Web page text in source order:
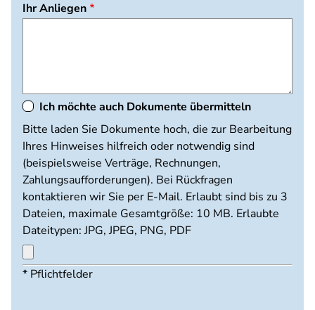
Ihr Anliegen
Ich möchte auch Dokumente übermitteln
Dokumente
hochladen
Bitte laden Sie Dokumente hoch, die zur Bearbeitung
Ihres Hinweises hilfreich oder notwendig sind
(beispielsweise Verträge, Rechnungen,
Zahlungsaufforderungen). Bei Rückfragen
kontaktieren wir Sie per E-Mail. Erlaubt sind bis zu 3
Dateien, maximale Gesamtgröße: 10 MB. Erlaubte
Dateitypen: JPG, JPEG, PNG, PDF
Maximal
* Pflichtfelder